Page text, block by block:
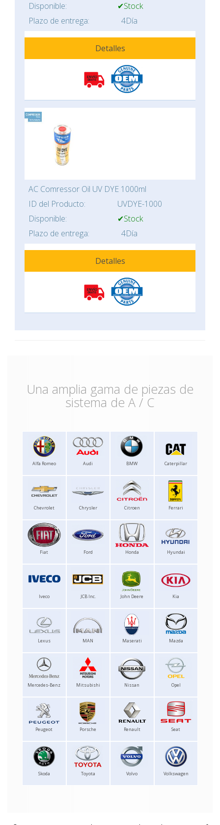
Disponible:
✔Stock
Plazo de entrega:
4Día
Detalles
AC Comressor Oil UV DYE 1000ml
ID del Producto:
UVDYE-1000
Disponible:
✔Stock
Plazo de entrega:
4Día
Detalles
Una amplia gama de piezas de
sistema de A / C
Alfa Romeo Audi BMW Caterpillar
Chevrolet Chrysler Citroen Ferrari
Fiat Ford Honda Hyundai
Iveco JCB Inc. John Deere Kia
Lexus MAN Maserati Mazda
Mercedes-Benz Mitsubishi Nissan Opel
Peugeot Porsche Renault Seat
Skoda Toyota Volvo Volkswagen